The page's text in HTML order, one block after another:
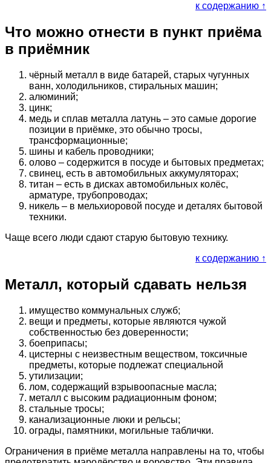
к содержанию ↑
Что можно отнести в пункт приёма
в приёмник
чёрный металл в виде батарей, старых чугунных
ванн, холодильников, стиральных машин;
алюминий;
цинк;
медь и сплав металла латунь – это самые дорогие
позиции в приёмке, это обычно тросы,
трансформационные;
шины и кабель проводники;
олово – содержится в посуде и бытовых предметах;
свинец, есть в автомобильных аккумуляторах;
титан – есть в дисках автомобильных колёс,
арматуре, трубопроводах;
никель – в мельхиоровой посуде и деталях бытовой
техники.
Чаще всего люди сдают старую бытовую технику.
к содержанию ↑
Металл, который сдавать нельзя
имущество коммунальных служб;
вещи и предметы, которые являются чужой
собственностью без доверенности;
боеприпасы;
цистерны с неизвестным веществом, токсичные
предметы, которые подлежат специальной
утилизации;
лом, содержащий взрывоопасные масла;
металл с высоким радиационным фоном;
стальные тросы;
канализационные люки и рельсы;
ограды, памятники, могильные таблички.
Ограничения в приёме металла направлены на то, чтобы